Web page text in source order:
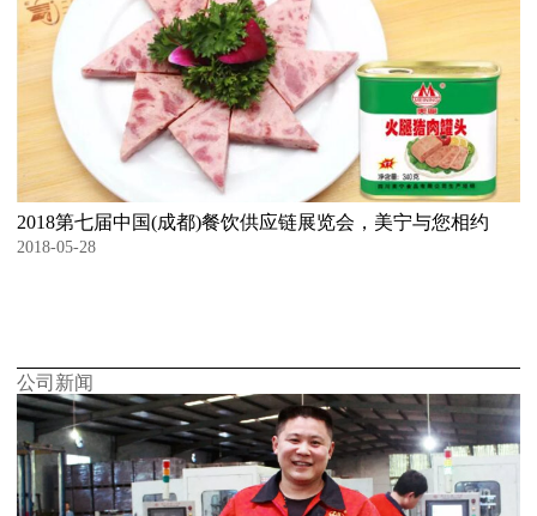
2018第七届中国(成都)餐饮供应链展览会，美宁与您相约
2018-05-28
公司新闻